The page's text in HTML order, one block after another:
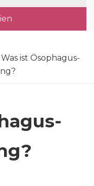
Was ist Ösophagus-